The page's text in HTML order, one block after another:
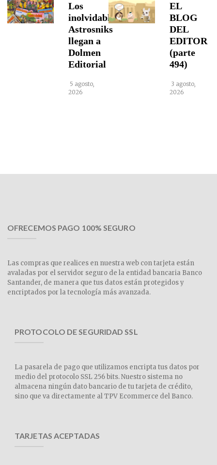
Los
inolvidables
Astrosniks
llegan a
Dolmen
Editorial
5 agosto,
2026
EL
BLOG
DEL
EDITOR
(parte
494)
3 agosto,
2026
OFRECEMOS PAGO 100% SEGURO
Las compras que realices en nuestra web con tarjeta están
avaladas por el servidor seguro de la entidad bancaria Banco
Santander, de manera que tus datos están protegidos y
encriptados por la tecnología más avanzada.
PROTOCOLO DE SEGURIDAD SSL
La pasarela de pago que utilizamos encripta tus datos por
medio del protocolo SSL 256 bits. Nuestro sistema no
almacena ningún dato bancario de tu tarjeta de crédito,
sino que va directamente al TPV Ecommerce del Banco.
TARJETAS ACEPTADAS